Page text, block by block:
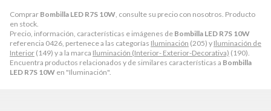
Comprar Bombilla LED R7S 10W, consulte su precio con nosotros. Producto
en stock.
Precio, información, características e imágenes de Bombilla LED R7S 10W
referencia 0426, pertenece a las categorías Iluminación (205) y Iluminación de
Interior (149) y a la marca Iluminación (Interior- Exterior-Decorativa) (190).
Encuentra productos relacionados y de similares características a Bombilla
LED R7S 10W en "Iluminación".